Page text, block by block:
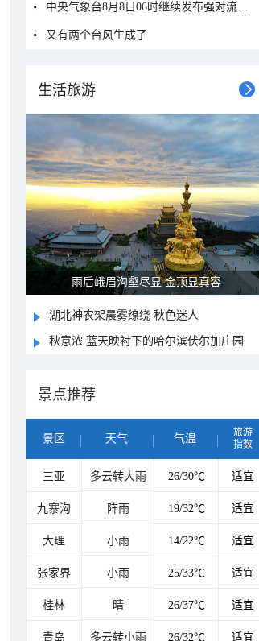
又有两个台风生成了
生活旅游
山水扇面：秋红点缀颐和园西堤
湖北神农架晨雾缭绕 秋色迷人
秋意浓 蓝天映衬下的哈尔滨伏尔加庄园
景点推荐
景区 天气 气温
旅游
指数
三亚 多云转大雨 26/30℃ 适宜
九寨沟 阵雨 19/32℃ 适宜
大理 小雨 14/22℃ 适宜
张家界 小雨 25/33℃ 适宜
桂林 晴 26/37℃ 适宜
青岛 多云转小雨 26/32℃ 适宜